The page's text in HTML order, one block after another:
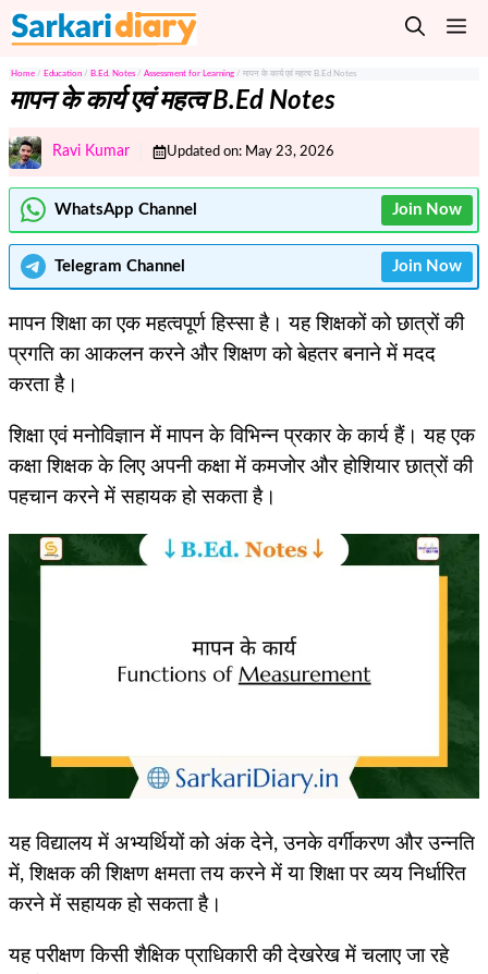
Skip
to
content
Home / Education / B.Ed. Notes / Assessment for Learning / मापन के कार्य एवं महत्व B.Ed Notes
मापन के कार्य एवं महत्व B.Ed Notes
Ravi Kumar Updated on: May 23, 2026
WhatsApp Channel Join Now
Telegram Channel Join Now
मापन शिक्षा का एक महत्वपूर्ण हिस्सा है। यह शिक्षकों को छात्रों की
प्रगति का आकलन करने और शिक्षण को बेहतर बनाने में मदद
करता है।
शिक्षा एवं मनोविज्ञान में मापन के विभिन्न प्रकार के कार्य हैं। यह एक
कक्षा शिक्षक के लिए अपनी कक्षा में कमजोर और होशियार छात्रों की
पहचान करने में सहायक हो सकता है।
यह विद्यालय में अभ्यर्थियों को अंक देने, उनके वर्गीकरण और उन्नति
में, शिक्षक की शिक्षण क्षमता तय करने में या शिक्षा पर व्यय निर्धारित
करने में सहायक हो सकता है।
यह परीक्षण किसी शैक्षिक प्राधिकारी की देखरेख में चलाए जा रहे